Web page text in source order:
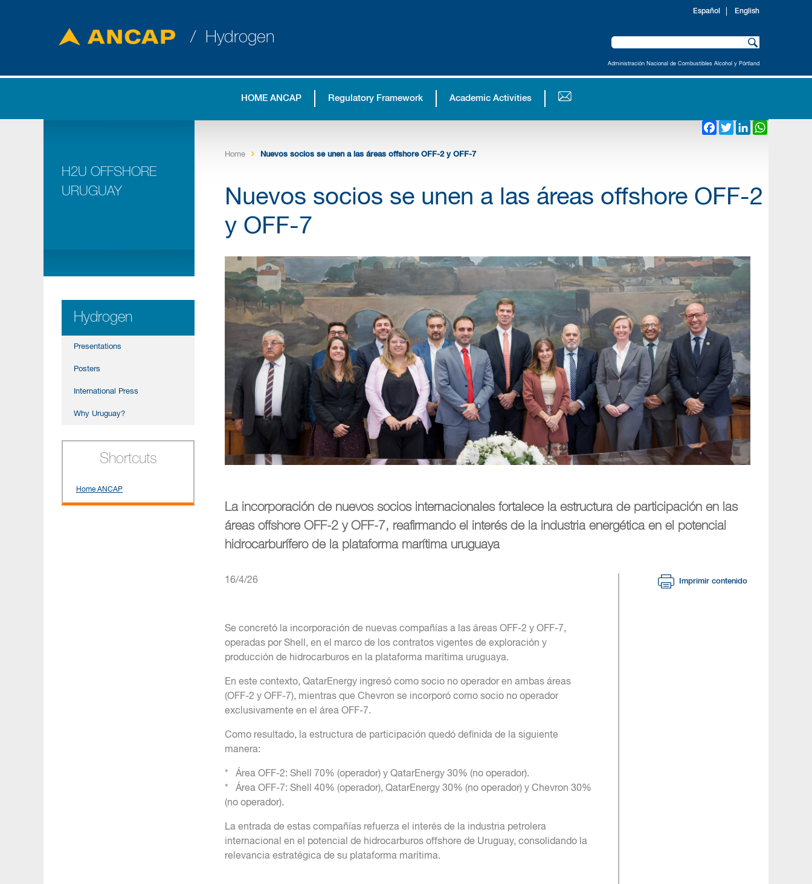
Administración Nacional de Combustibles Alcohol y Pórtland
/ Hydrogen
HOME ANCAP Regulatory Framework Academic Activities
Español English
H2U OFFSHORE
URUGUAY
Hydrogen
Presentations
Posters
International Press
Why Uruguay?
Shortcuts
Home ANCAP
Facebook
TwitterLinkedIn
Home Nuevos socios se unen a las áreas offshore OFF-2 y OFF-7
Nuevos socios se unen a las áreas offshore OFF-2
y OFF-7
La incorporación de nuevos socios internacionales fortalece la estructura de participación en las
áreas offshore OFF-2 y OFF-7, reafirmando el interés de la industria energética en el potencial
hidrocarburífero de la plataforma marítima uruguaya
16/4/26
Se concretó la incorporación de nuevas compañías a las áreas OFF-2 y OFF-7,
operadas por Shell, en el marco de los contratos vigentes de exploración y
producción de hidrocarburos en la plataforma marítima uruguaya.
En este contexto, QatarEnergy ingresó como socio no operador en ambas áreas
(OFF-2 y OFF-7), mientras que Chevron se incorporó como socio no operador
exclusivamente en el área OFF-7.
Como resultado, la estructura de participación quedó definida de la siguiente
manera:
* Área OFF-2: Shell 70% (operador) y QatarEnergy 30% (no operador).
* Área OFF-7: Shell 40% (operador), QatarEnergy 30% (no operador) y Chevron 30%
(no operador).
La entrada de estas compañías refuerza el interés de la industria petrolera
internacional en el potencial de hidrocarburos offshore de Uruguay, consolidando la
relevancia estratégica de su plataforma marítima.
Imprimir contenido